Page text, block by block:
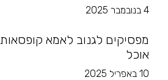
4 בנובמבר 2025
מפסיקים לגנוב לאמא קופסאות
אוכל
10 באפריל 2025